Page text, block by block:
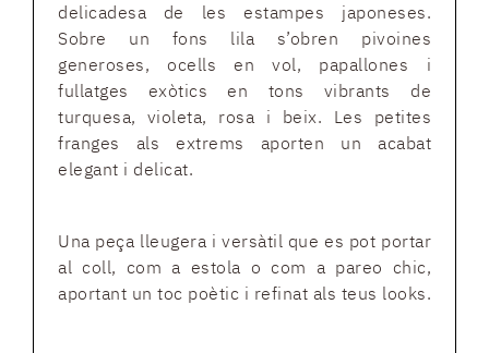
delicadesa de les estampes japoneses.
Sobre un fons lila s’obren pivoines
generoses, ocells en vol, papallones i
fullatges exòtics en tons vibrants de
turquesa, violeta, rosa i beix. Les petites
franges als extrems aporten un acabat
elegant i delicat.
Una peça lleugera i versàtil que es pot portar
al coll, com a estola o com a pareo chic,
aportant un toc poètic i refinat als teus looks.